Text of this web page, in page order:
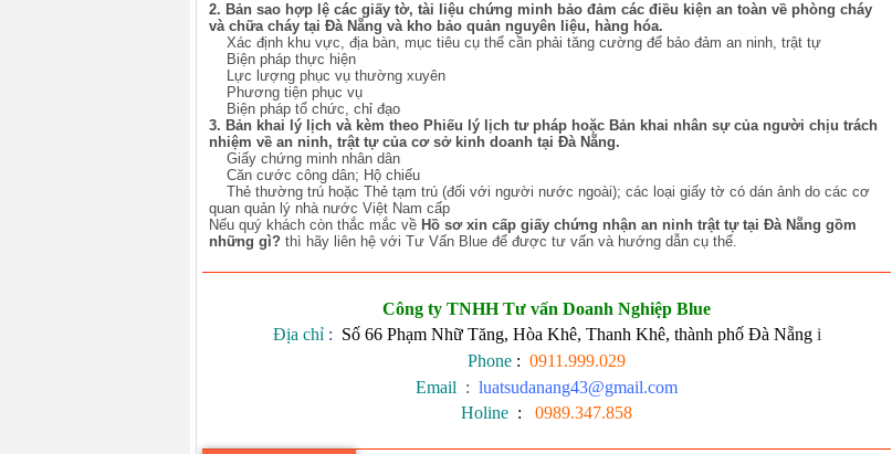
2. Bản sao hợp lệ các giấy tờ, tài liệu chứng minh bảo đảm các điều kiện an toàn về phòng cháy
và chữa cháy tại Đà Nẵng và kho bảo quản nguyên liệu, hàng hóa.
Xác định khu vực, địa bàn, mục tiêu cụ thể cần phải tăng cường để bảo đảm an ninh, trật tự
Biện pháp thực hiện
Lực lượng phục vụ thường xuyên
Phương tiện phục vụ
Biện pháp tổ chức, chỉ đạo
3. Bản khai lý lịch và kèm theo Phiếu lý lịch tư pháp hoặc Bản khai nhân sự của người chịu trách
nhiệm về an ninh, trật tự của cơ sở kinh doanh tại Đà Nẵng.
Giấy chứng minh nhân dân
Căn cước công dân; Hộ chiếu
Thẻ thường trú hoặc Thẻ tạm trú (đối với người nước ngoài); các loại giấy tờ có dán ảnh do các cơ
quan quản lý nhà nước Việt Nam cấp
Nếu quý khách còn thắc mắc về Hồ sơ xin cấp giấy chứng nhận an ninh trật tự tại Đà Nẵng gồm
những gì?thì hãy liên hệ với Tư Vấn Blue để được tư vấn và hướng dẫn cụ thể.
Công ty TNHH Tư vấn Doanh Nghiệp Blue
Địa chỉ: Số 66 Phạm Nhữ Tăng, Hòa Khê, Thanh Khê, thành phố Đà Nẵng i
Phone : 0911.999.029
Email : luatsudanang43@gmail.com
Holine : 0989.347.858